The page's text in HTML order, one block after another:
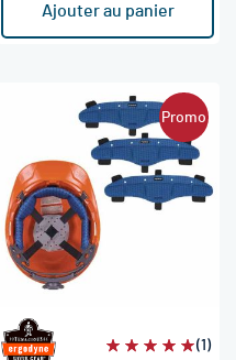
Ajouter au panier
Promo
Évaluation:(1)